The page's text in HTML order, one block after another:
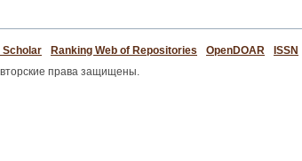
Scholar Ranking Web of Repositories OpenDOAR ISSN
права защищены.